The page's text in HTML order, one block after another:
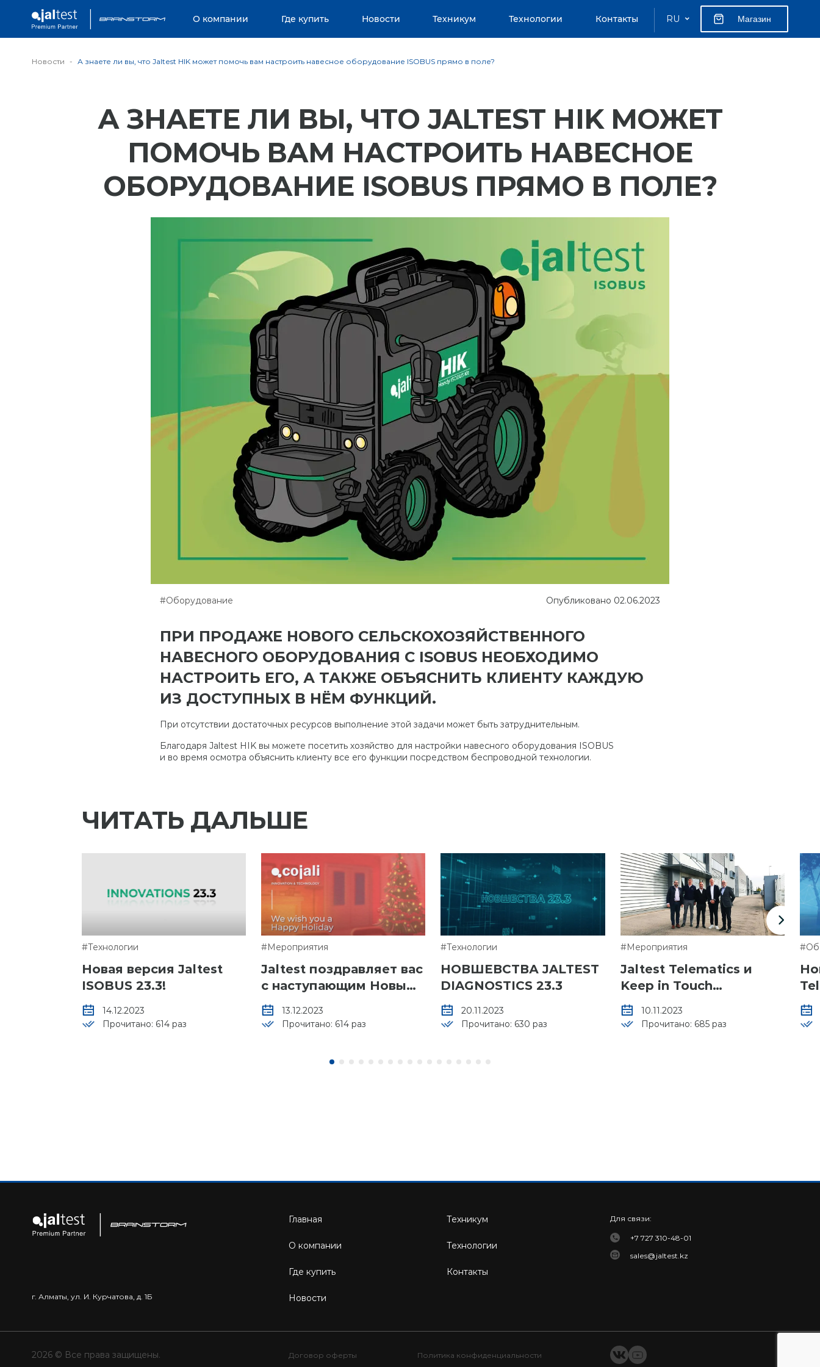
RU
О компании Где купить Новости Техникум Технологии Контакты Магазин
Новости А знаете ли вы, что Jaltest HIK может помочь вам настроить навесное оборудование ISOBUS прямо в поле?
А ЗНАЕТЕ ЛИ ВЫ, ЧТО JALTEST HIK МОЖЕТ
ПОМОЧЬ ВАМ НАСТРОИТЬ НАВЕСНОЕ
ОБОРУДОВАНИЕ ISOBUS ПРЯМО В ПОЛЕ?
#Оборудование Опубликовано 02.06.2023
ПРИ ПРОДАЖЕ НОВОГО СЕЛЬСКОХОЗЯЙСТВЕННОГО
НАВЕСНОГО ОБОРУДОВАНИЯ С ISOBUS НЕОБХОДИМО
НАСТРОИТЬ ЕГО, А ТАКЖЕ ОБЪЯСНИТЬ КЛИЕНТУ КАЖДУЮ
ИЗ ДОСТУПНЫХ В НЁМ ФУНКЦИЙ.
При отсутствии достаточных ресурсов выполнение этой задачи может быть затруднительным.
Благодаря Jaltest HIK вы можете посетить хозяйство для настройки навесного оборудования ISOBUS
и во время осмотра объяснить клиенту все его функции посредством беспроводной технологии.
ЧИТАТЬ ДАЛЬШЕ
#Технологии
Новая версия Jaltest
ISOBUS 23.3!
14.12.2023
Прочитано: 614 раз
#Мероприятия
Jaltest поздравляет вас
с наступающим Новым
годом!️
13.12.2023
Прочитано: 614 раз
#Технологии
НОВШЕВСТВА JALTEST
DIAGNOSTICS 23.3
20.11.2023
Прочитано: 630 раз
#Мероприятия
Jaltest Telematics и
Keep in Touch
возобновляют
стратегическое
10.11.2023
Прочитано: 685 раз
г. Алматы, ул. И. Курчатова, д. 1Б
Главная
О компании
Где купить
Новости
Техникум
Технологии
Контакты
Для связи:
+7 727 310-48-01
sales@jaltest.kz
2026 © Все права защищены. Договор оферты Политика конфиденциальности